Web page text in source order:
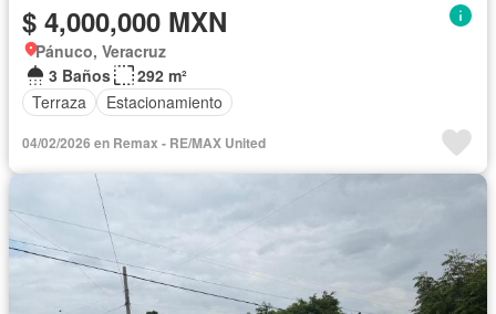
$ 4,000,000 MXN
Pánuco, Veracruz
3 Baños
292 m²
Terraza
Estacionamiento
04/02/2026 en Remax - RE/MAX United